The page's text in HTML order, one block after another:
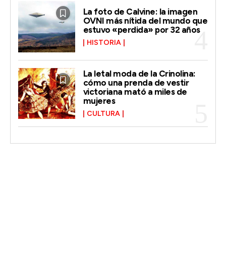
La foto de Calvine: la imagen
OVNI más nítida del mundo que
estuvo «perdida» por 32 años
HISTORIA
La letal moda de la Crinolina:
cómo una prenda de vestir
victoriana mató a miles de
mujeres
CULTURA